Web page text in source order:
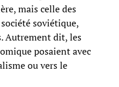
mais celle des
soviétique,
Autrement dit, les
posaient avec
ou vers le